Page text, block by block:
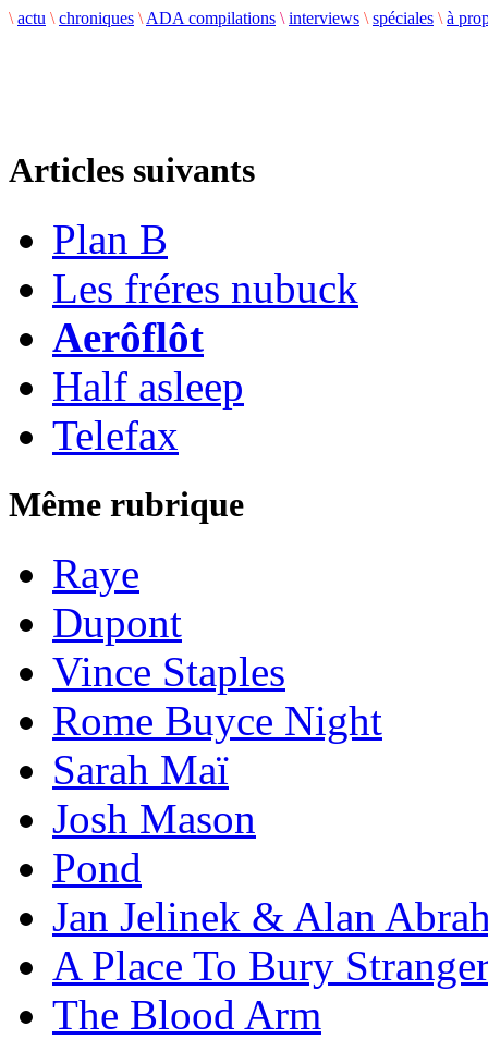
\ actu \ chroniques \ ADA compilations \ interviews \ spéciales \ à
Articles suivants
Plan B
Les fréres nubuck
Aerôflôt
Half asleep
Telefax
Même rubrique
Raye
Dupont
Vince Staples
Rome Buyce Night
Sarah Maï
Josh Mason
Pond
Jan Jelinek & Alan
A Place To Bury
The Blood Arm